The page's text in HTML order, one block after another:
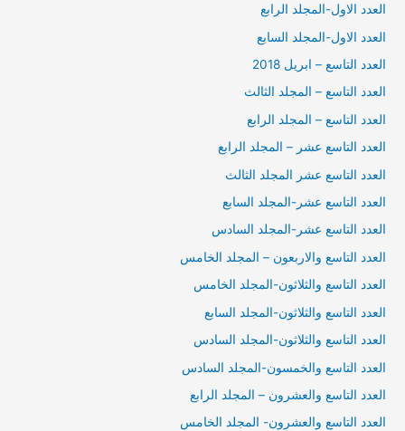
العدد الاول-المجلد الرابع
العدد الاول-المجلد السابع
العدد التاسع – ابريل 2018
العدد التاسع – المجلد الثالث
العدد التاسع – المجلد الرابع
العدد التاسع عشر – المجلد الرابع
العدد التاسع عشر المجلد الثالث
العدد التاسع عشر-المجلد السابع
العدد التاسع عشر-المجلد السادس
العدد التاسع والاربعون – المجلد الخامس
العدد التاسع والثلاثون-المجلد الخامس
العدد التاسع والثلاثون-المجلد السابع
العدد التاسع والثلاثون-المجلد السادس
العدد التاسع والخمسون-المجلد السادس
العدد التاسع والعشرون – المجلد الرابع
العدد التاسع والعشرون- المجلد الخامس